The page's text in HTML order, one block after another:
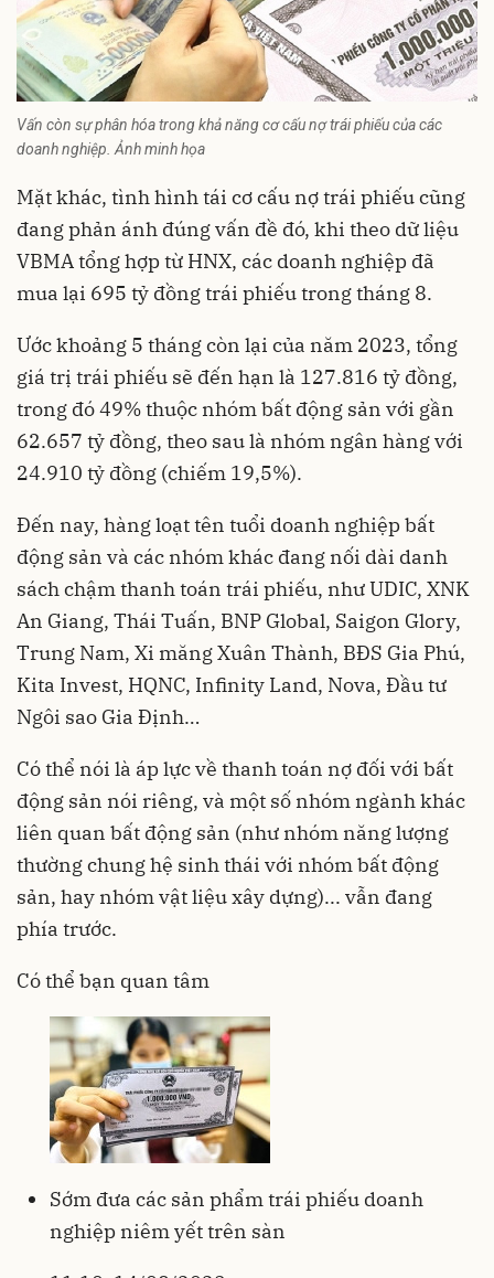
Vấn còn sự phân hóa trong khả năng cơ cấu nợ trái phiếu của các
doanh nghiệp. Ảnh minh họa
Mặt khác, tình hình tái cơ cấu nợtrái phiếu cũng
đang phản ánh đúng vấn đề đó, khi theo dữ liệu
VBMA tổng hợp từ HNX, các doanh nghiệp đã
mua lại 695 tỷ đồng trái phiếu trong tháng 8.
Ước khoảng 5 tháng còn lại của năm 2023, tổng
giá trị trái phiếu sẽ đến hạn là 127.816 tỷ đồng,
trong đó 49% thuộc nhóm bất động sản với gần
62.657 tỷ đồng, theo sau là nhóm ngân hàng với
24.910 tỷ đồng (chiếm 19,5%).
Đến nay, hàng loạt tên tuổi doanh nghiệp bất
động sản và các nhóm khác đang nối dài danh
sách chậm thanh toán trái phiếu, như UDIC, XNK
An Giang, Thái Tuấn, BNP Global, Saigon Glory,
Trung Nam, Xi măng Xuân Thành, BĐS Gia Phú,
Kita Invest, HQNC, Infinity Land, Nova, Đầu tư
Ngôi sao Gia Định…
Có thể nói là áp lực về thanh toán nợ đối với bất
động sản nói riêng, và một số nhóm ngành khác
liên quan bất động sản (như nhóm năng lượng
thường chung hệ sinh thái với nhóm bất động
sản, hay nhóm vật liệu xây dựng)... vẫn đang
phía trước.
Có thể bạn quan tâm
Sớm đưa các sản phẩm trái phiếu doanh
nghiệp niêm yết trên sàn